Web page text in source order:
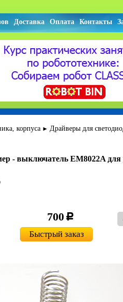
Доставка Оплата Контакты
корпуса ► Драйверы для
- выключатель EM8022A
700 c
Быстрый заказ